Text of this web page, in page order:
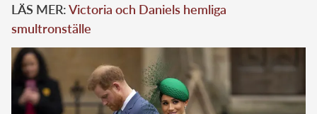
LÄS MER:Victoria och Daniels hemliga
smultronställe